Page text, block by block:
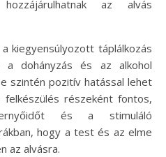
az alvás
kiegyensúlyozott táplálkozás
dohányzás és az alkohol
szintén pozitív hatással lehet
felkészülés részeként fontos,
és a stimuláló
hogy a test és az elme
az alvásra.